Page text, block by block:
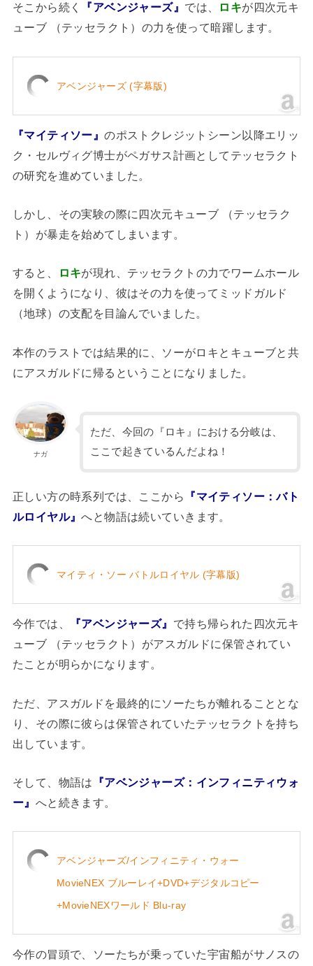
そこから続く 『アベンジャーズ』 では、 ロキが四次元キ
ューブ （テッセラクト）の力を使って暗躍します。
アベンジャーズ (字幕版)
『マイティソー』のポストクレジットシーン以降エリッ
ク・セルヴィグ博士がペガサス計画としてテッセラクト
の研究を進めていました。
しかし、その実験の際に四次元キューブ （テッセラク
ト）が暴走を始めてしまいます。
すると、 ロキが現れ、テッセラクトの力でワームホール
を開くようになり、彼はその力を使ってミッドガルド
（地球）の支配を目論んでいました。
本作のラストでは結果的に、ソーがロキとキューブと共
にアスガルドに帰るということになりました。
ナガ
ただ、今回の『ロキ』における分岐は、
ここで起きているんだよね！
正しい方の時系列では、ここから
『マイティソー：バト
ルロイヤル』へと物語は続いていきます。
マイティ・ソー バトルロイヤル (字幕版)
今作では、 『アベンジャーズ』 で持ち帰られた四次元キ
ューブ （テッセラクト）がアスガルドに保管されてい
たことが明らかになります。
ただ、アスガルドを最終的にソーたちが離れることとな
り、その際に彼らは保管されていたテッセラクトを持ち
出しています。
そして、物語は 『アベンジャーズ：インフィニティウォ
ー』 へと続きます。
アベンジャーズ/インフィニティ・ウォー
MovieNEX ブルーレイ+DVD+デジタルコピー
+MovieNEXワールド Blu-ray
今作の冒頭で、ソーたちが乗っていた宇宙船がサノスの